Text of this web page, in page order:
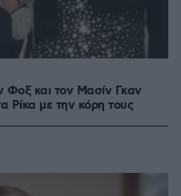
και τον Μασίν Γκαν
Ρίκα με την κόρη τους